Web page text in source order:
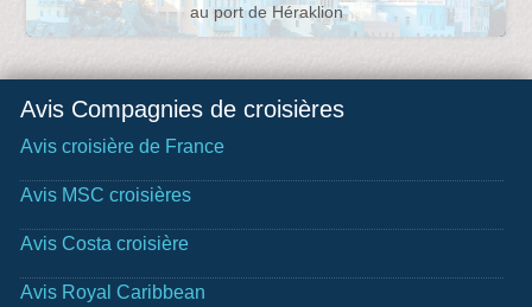
au port de Héraklion
Avis Compagnies de croisières
Avis croisière de France
Avis MSC croisières
Avis Costa croisière
Avis Royal Caribbean